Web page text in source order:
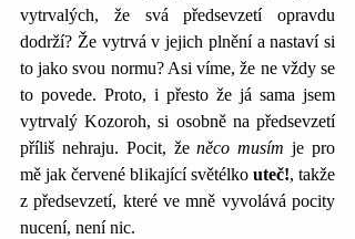
vytrvalých, že svá předsevzetí opravdu
dodrží? Že vytrvá v jejich plnění a nastaví si
to jako svou normu? Asi víme, že ne vždy se
to povede. Proto, i přesto že já sama jsem
vytrvalý Kozoroh, si osobně na předsevzetí
příliš nehraju. Pocit, že něco musím je pro
mě jak červené blikající světélko uteč!, takže
z předsevzetí, které ve mně vyvolává pocity
nucení, není nic.